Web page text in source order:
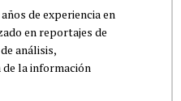
de experiencia en
en reportajes de
análisis,
la información